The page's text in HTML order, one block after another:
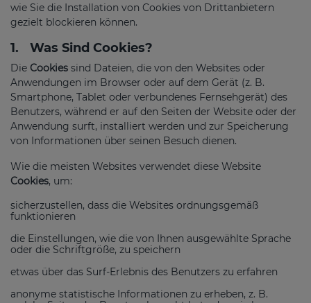
wie Sie die Installation von Cookies von Drittanbietern
gezielt blockieren können.
1. Was Sind Cookies?
Die Cookies sind Dateien, die von den Websites oder
Anwendungen im Browser oder auf dem Gerät (z. B.
Smartphone, Tablet oder verbundenes Fernsehgerät) des
Benutzers, während er auf den Seiten der Website oder der
Anwendung surft, installiert werden und zur Speicherung
von Informationen über seinen Besuch dienen.
Wie die meisten Websites verwendet diese Website
Cookies, um:
sicherzustellen, dass die Websites ordnungsgemäß
funktionieren
die Einstellungen, wie die von Ihnen ausgewählte Sprache
oder die Schriftgröße, zu speichern
etwas über das Surf-Erlebnis des Benutzers zu erfahren
anonyme statistische Informationen zu erheben, z. B.